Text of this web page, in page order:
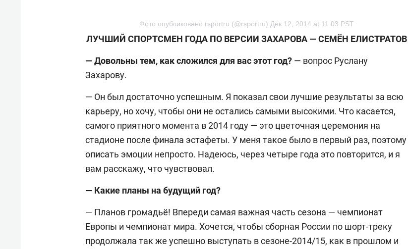
Фото опубликовано rsportru (@rsportru) Дек 12, 2014 at 11:03 PST
ЛУЧШИЙ СПОРТСМЕН ГОДА ПО ВЕРСИИ ЗАХАРОВА — СЕМЁН ЕЛИСТРАТОВ
— Довольны тем, как сложился для вас этот год? — вопрос Руслану
Захарову.
— Он был достаточно успешным. Я показал свои лучшие результаты за всю
карьеру, но хочу, чтобы они не остались самыми высокими. Что касается,
самого приятного момента в 2014 году — это цветочная церемония на
стадионе после финала эстафеты. У меня такое было в первый раз, поэтому
описать эмоции непросто. Надеюсь, через четыре года это повторится, и я
вам расскажу, что чувствовал.
— Какие планы на будущий год?
— Планов громадьё! Впереди самая важная часть сезона — чемпионат
Европы и чемпионат мира. Хочется, чтобы сборная России по шорт-треку
продолжала так же успешно выступать в сезоне-2014/15, как в прошлом и